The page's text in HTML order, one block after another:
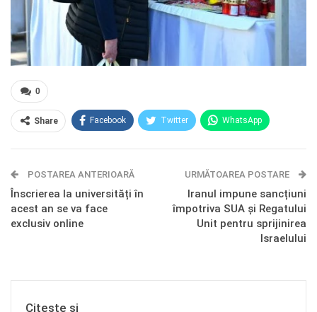
0
Share Facebook Twitter WhatsApp
Telegram OK.ru
POSTAREA ANTERIOARĂ
Înscrierea la universități în
acest an se va face
exclusiv online
URMĂTOAREA POSTARE
Iranul impune sancțiuni
împotriva SUA și Regatului
Unit pentru sprijinirea
Israelului
Citește și